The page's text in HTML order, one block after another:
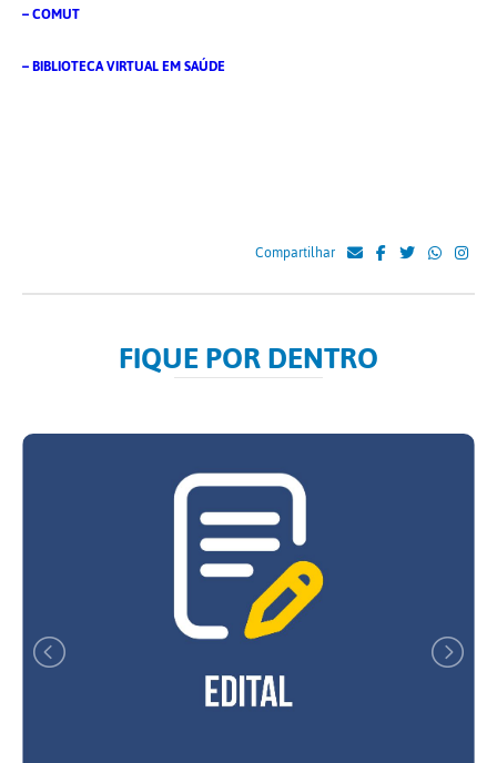
– COMUT
– BIBLIOTECA VIRTUAL EM SAÚDE
Compartilhar
FIQUE POR DENTRO